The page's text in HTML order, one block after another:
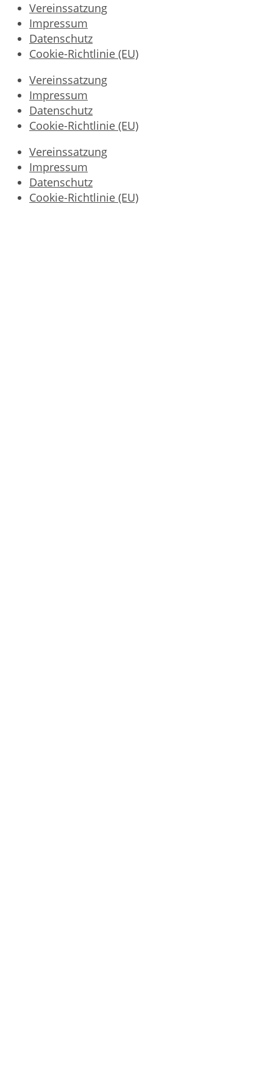
Vereinssatzung
Impressum
Datenschutz
Cookie-Richtlinie (EU)
Vereinssatzung
Impressum
Datenschutz
Cookie-Richtlinie (EU)
Vereinssatzung
Impressum
Datenschutz
Cookie-Richtlinie (EU)